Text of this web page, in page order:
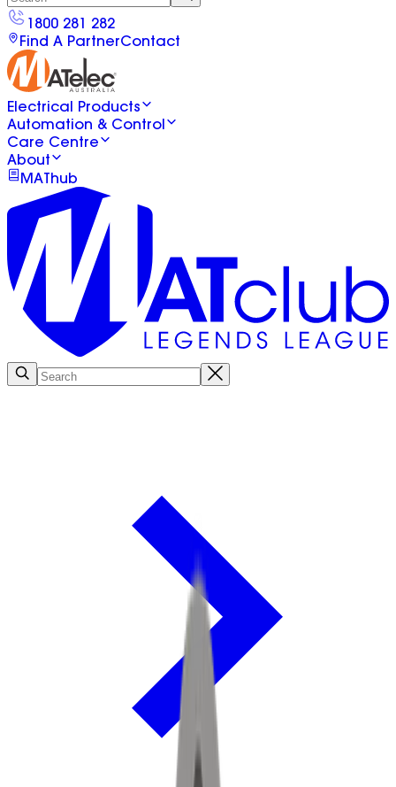
1800 281 282
Find A PartnerContact
Electrical Products
Automation & Control
Care Centre
About
MAThub